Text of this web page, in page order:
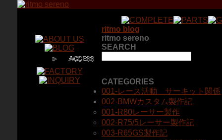
ritmo blog
ritmo sereno
SEARCH
CATEGORIES
001-レース活動 サーキット関係
002-BMWカスタム製作記
001-R80レーサー製作
002-R75/5レーサー製作記
003-R65GS製作記